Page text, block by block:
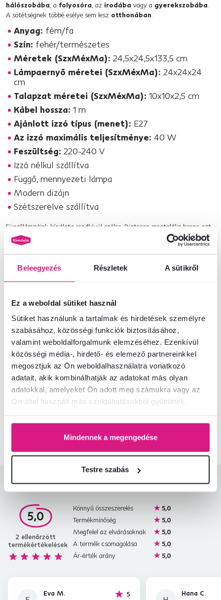
Beleegyezés Részletek A sütikről
Ez a weboldal sütiket használ
Sütiket használunk a tartalmak és hirdetések személyre
szabásához, közösségi funkciók biztosításához,
valamint weboldalforgalmunk elemzéséhez. Ezenkívül
közösségi média-, hirdető- és elemező partnereinkkel
megosztjuk az Ön weboldalhasználatra vonatkozó
adatait, akik kombinálhatják az adatokat más olyan
adatokkal, amelyeket Ön adott meg számukra vagy az
Ön által használt más szolgáltatásokból gyűjtöttek.
Mindennek a megengedése
Testre szabás
hálószobába, a folyosóra, az irodába vagy a gyerekszobába.
A sötétségnek többé esélye sem lesz otthonában.
Anyag: fém/fa
Szín: fehér/természetes
Méretek (SzxMéxMa): 24,5x24,5x133,5 cm
Lámpaernyő méretei (SzxMéxMa): 24x24x24
cm
Talapzat méretei (SzxMéxMa): 10x10x2,5 cm
Kábel hossza: 1 m
Ajánlott izzó típus (menet): E27
Az izzó maximális teljesítménye: 40 W
Feszültség: 220-240 V
Izzó nélkül szállítva
Függő, mennyezeti lámpa
Modern dizájn
Szétszerelve szállítva
Függőlámpáink kínálata rendkívül széles. Biztosan megtalálja benne azt
a darabot, amely minden szempontból megfelel Önnek.
Méretek és specifikációk
Csomagolási információk
Nem találta meg a szükséges információkat?
Vegye fel velünk a kapcsolatot, és örömmel adunk tanácsot
+36 20 512 1458 Beszélgetés indítása
Termékértékelések
5,0
2 ellenőrzött
termékértékelések
Könnyű összeszerelés
5,0
Termékminőség
5,0
Megfelel az elvárásoknak
5,0
A termék csomagolása
5,0
Ár-érték arány
5,0
Eva M. 5hviezdičiek Hana C.